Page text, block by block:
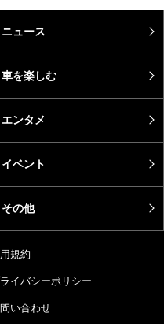
ニュース
車を楽しむ
エンタメ
イベント
その他
規約
イバシーポリシー
い合わせ